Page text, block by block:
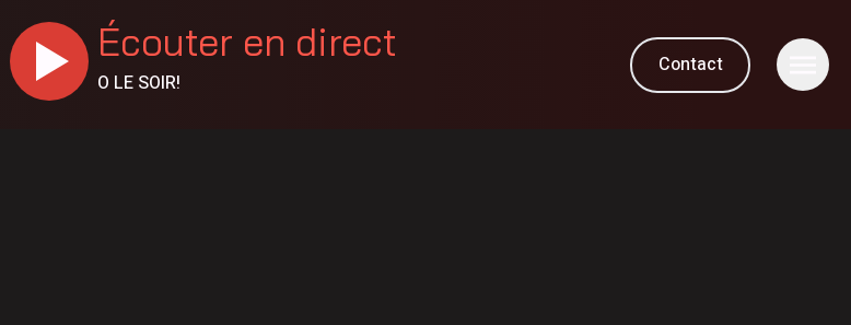
Écouter en direct
O LE SOIR!
Contact